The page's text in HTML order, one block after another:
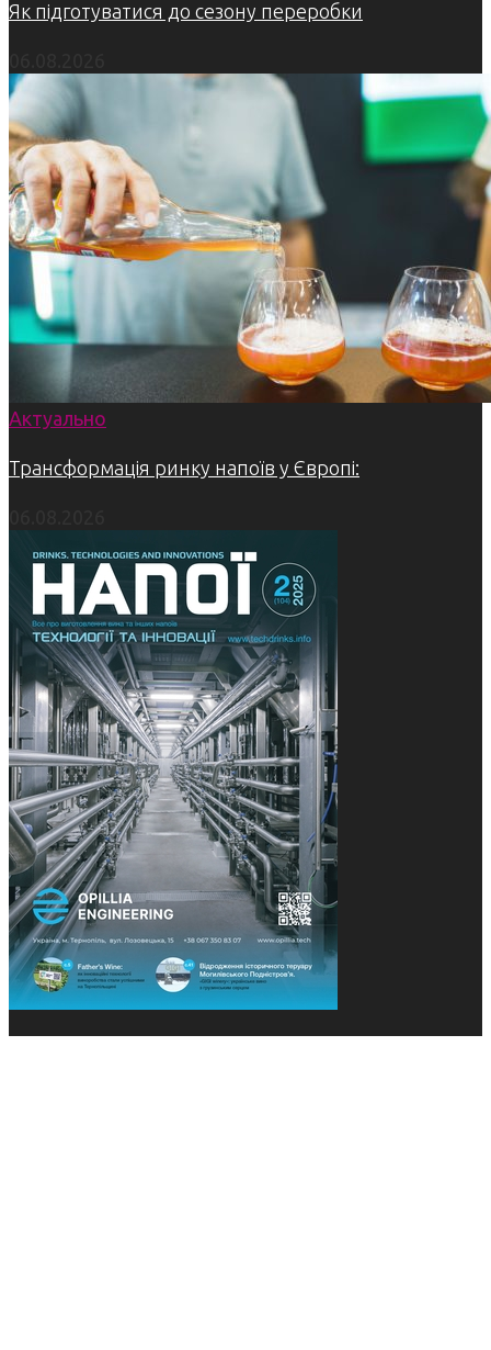
Як підготуватися до сезону переробки
Актуально
Трансформація ринку напоїв у Європі: